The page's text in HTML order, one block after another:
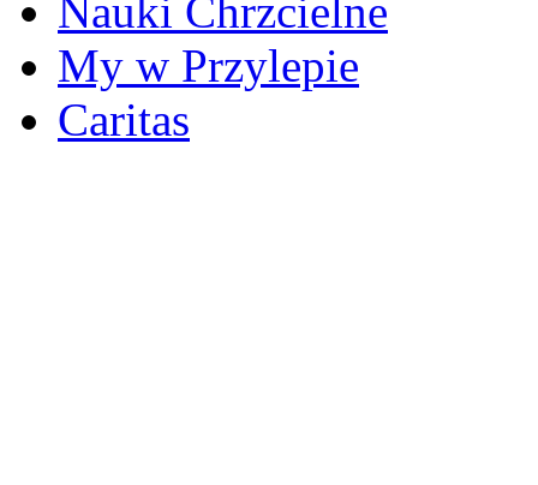
Nauki Chrzcielne
My w Przylepie
Caritas